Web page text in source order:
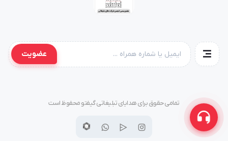
عضویت
تمامی حقوق برای هدایای تبلیغاتی گیفتو محفوظ است